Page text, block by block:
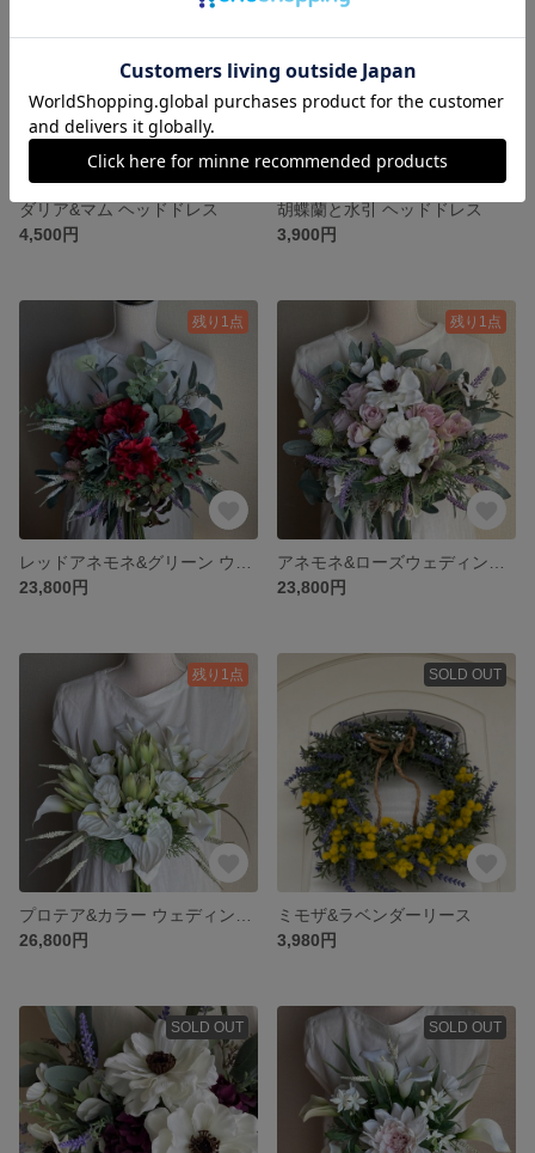
ダリア&マム ヘッドドレス
4,500円
胡蝶蘭と水引 ヘッドドレス
3,900円
残り1点
23,800円
残り1点
23,800円
残り1点
26,800円
SOLD OUT
ミモザ&ラベンダーリース
3,980円
SOLD OUT SOLD OUT